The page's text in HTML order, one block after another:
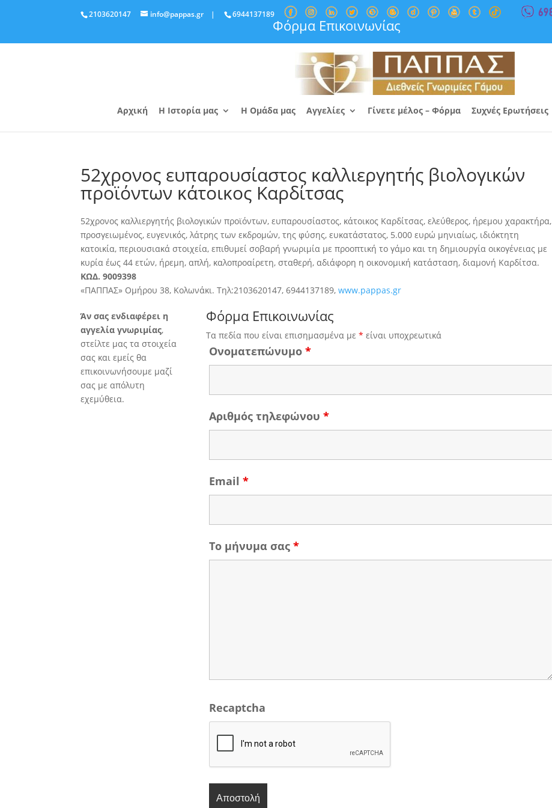
2103620147 info@pappas.gr | 6944137189
Φόρμα Επικοινωνίας
Αρχική Η Ιστορία μας Η Ομάδα μας Αγγελίες Γίνετε μέλος – Φόρμα Συχνές Ερωτήσεις
52χρονος ευπαρουσίαστος καλλιεργητής βιολογικών
προϊόντων κάτοικος Καρδίτσας
52χρονος καλλιεργητής βιολογικών προϊόντων, ευπαρουσίαστος, κάτοικος Καρδίτσας, ελεύθερος, ήρεμου χαρακτήρα,
προσγειωμένος, ευγενικός, λάτρης των εκδρομών, της φύσης, ευκατάστατος, 5.000 ευρώ μηνιαίως, ιδιόκτητη
κατοικία, περιουσιακά στοιχεία, επιθυμεί σοβαρή γνωριμία με προοπτική το γάμο και τη δημιουργία οικογένειας με
κυρία έως 44 ετών, ήρεμη, απλή, καλοπροαίρετη, σταθερή, αδιάφορη η οικονομική κατάσταση, διαμονή Καρδίτσα.
ΚΩΔ. 9009398
«ΠΑΠΠΑΣ» Ομήρου 38, Κολωνάκι. Τηλ:2103620147, 6944137189,www.pappas.gr
Άν σας ενδιαφέρει η
αγγελία γνωριμίας,
στείλτε μας τα στοιχεία
σας και εμείς θα
επικοινωνήσουμε μαζί
σας με απόλυτη
εχεμύθεια.
Φόρμα Επικοινωνίας
Τα πεδία που είναι επισημασμένα με* είναι υποχρεωτικά
Ονοματεπώνυμο*
Αριθμός τηλεφώνου*
Email*
Το μήνυμα σας*
Recaptcha